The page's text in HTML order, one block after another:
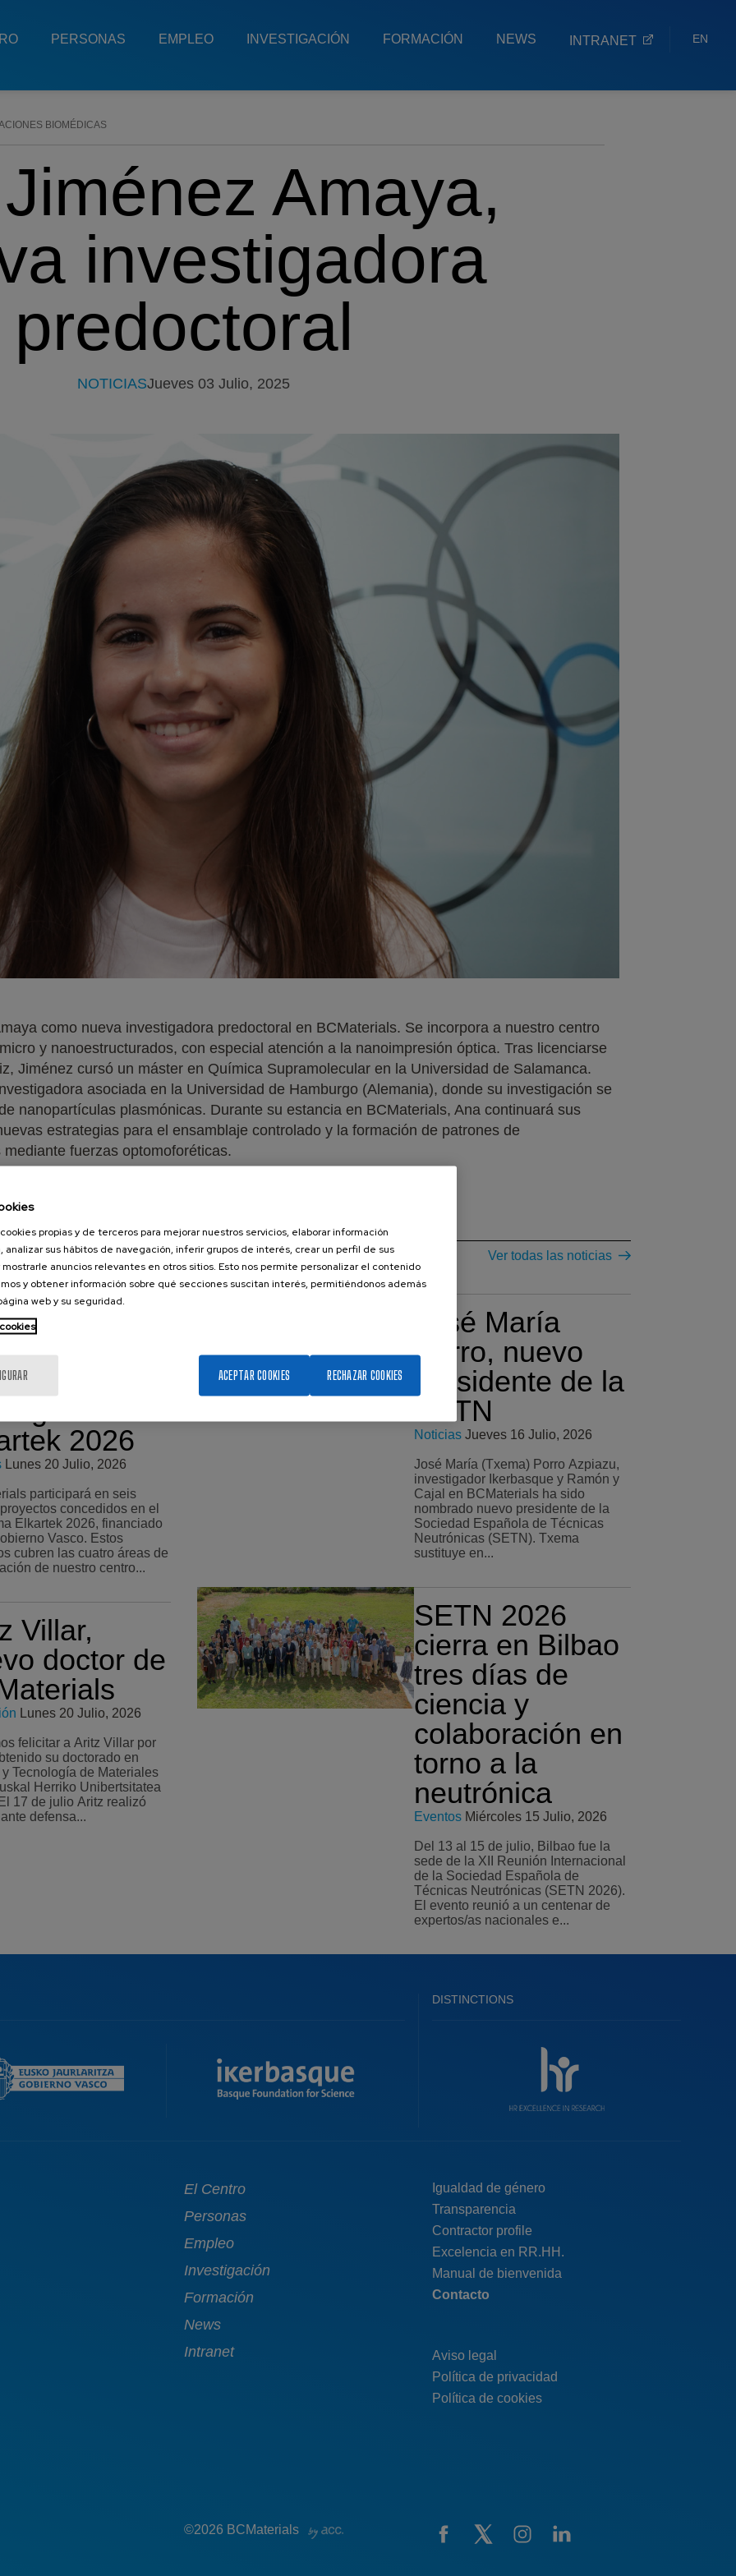
PERSONAS EMPLEO INVESTIGACIÓN FORMACIÓN NEWS INTRANET EN
EU
BIOMÉDICAS
Amaya,
investigadora
predoctoral
NOTICIASJueves 03 Julio, 2025
como nueva investigadora predoctoral en BCMaterials. Se incorpora a nuestro centro
y nanoestructurados, con especial atención a la nanoimpresión óptica. Tras licenciarse
Jiménez cursó un máster en Química Supramolecular en la Universidad de Salamanca.
asociada en la Universidad de Hamburgo (Alemania), donde su investigación se
nanopartículas plasmónicas. Durante su estancia en BCMaterials, Ana continuará sus
estrategias para el ensamblaje controlado y la formación de patrones de
fuerzas optomoforéticas.
Ver todas las noticias
de
en
2026
Lunes 20 Julio, 2026
participará en seis
concedidos en el
Elkartek 2026, financiado
Vasco. Estos
cubren las cuatro áreas de
de nuestro centro...
Villar,
doctor de
Lunes 20 Julio, 2026
felicitar a Aritz Villar por
su doctorado en
Tecnología de Materiales
Herriko Unibertsitatea
defensa...
José María
Porro, nuevo
presidente de la
SETN
Noticias Jueves 16 Julio, 2026
José María (Txema) Porro Azpiazu,
investigador Ikerbasque y Ramón y
Cajal en BCMaterials ha sido
nombrado nuevo presidente de la
Sociedad Española de Técnicas
Neutrónicas (SETN). Txema
sustituye en...
SETN 2026
cierra en Bilbao
tres días de
ciencia y
colaboración en
torno a la
neutrónica
Eventos Miércoles 15 Julio, 2026
Del 13 al 15 de julio, Bilbao fue la
sede de la XII Reunión Internacional
de la Sociedad Española de
Técnicas Neutrónicas (SETN 2026).
El evento reunió a un centenar de
expertos/as nacionales e...
DISTINCTIONS
Main
navigation
El Centro
Personas
Empleo
Investigación
Formación
News
Intranet
Menú
pie
top
Igualdad de género
Transparencia
Contractor profile
Excelencia en RR.HH.
Manual de bienvenida
Contacto
Aviso legal
Política de privacidad
Política de cookies
yt
©2026 BCMaterials
propias y de terceros para mejorar nuestros servicios, elaborar información
analizar sus hábitos de navegación, inferir grupos de interés, crear un perfil de sus
anuncios relevantes en otros sitios. Esto nos permite personalizar el contenido
y obtener información sobre qué secciones suscitan interés, permitiéndonos además
web y su seguridad.
RECHAZAR COOKIES
ACEPTAR COOKIES